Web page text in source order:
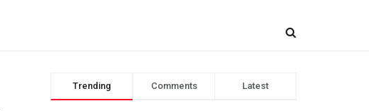
Trending Comments Latest